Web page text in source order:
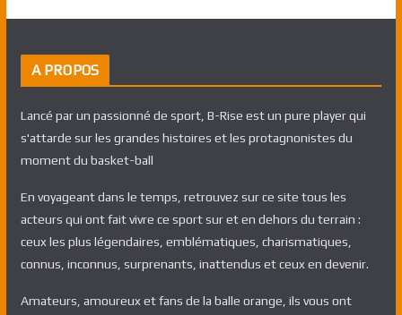
A PROPOS
Lancé par un passionné de sport, B-Rise est un pure player qui
s'attarde sur les grandes histoires et les protagnonistes du
moment du basket-ball
En voyageant dans le temps, retrouvez sur ce site tous les
acteurs qui ont fait vivre ce sport sur et en dehors du terrain :
ceux les plus légendaires, emblématiques, charismatiques,
connus, inconnus, surprenants, inattendus et ceux en devenir.
Amateurs, amoureux et fans de la balle orange, ils vous ont